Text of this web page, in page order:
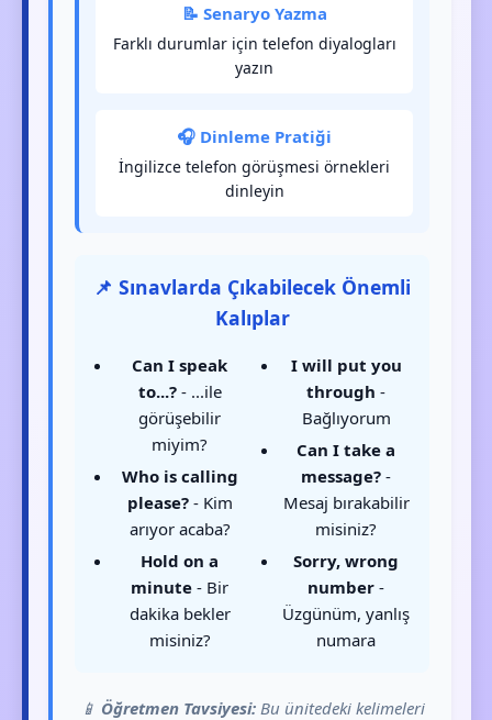
📝 Senaryo Yazma
Farklı durumlar için telefon diyalogları
yazın
🎧 Dinleme Pratiği
İngilizce telefon görüşmesi örnekleri
dinleyin
📌 Sınavlarda Çıkabilecek Önemli
Kalıplar
Can I speak
to...?- ...ile
görüşebilir
miyim?
Who is calling
please?- Kim
arıyor acaba?
Hold on a
minute - Bir
dakika bekler
misiniz?
I will put you
through -
Bağlıyorum
Can I take a
message? -
Mesaj bırakabilir
misiniz?
Sorry, wrong
number -
Üzgünüm, yanlış
numara
📱 Öğretmen Tavsiyesi:Bu ünitedeki kelimeleri